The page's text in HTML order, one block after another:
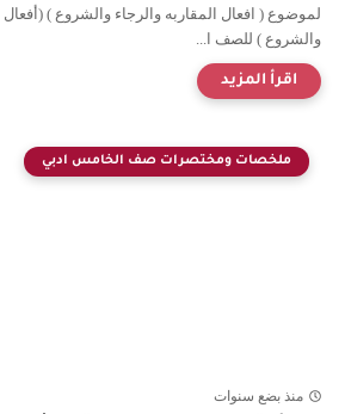
لموضوع ( افعال المقاربه والرجاء والشروع ) (أفعال
والشروع ) للصف ا...
ملخصات ومختصرات صف الخامس ادبي
منذ بضع سنوات